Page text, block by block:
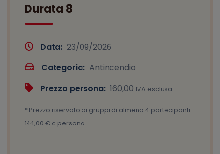
Durata 8
Data: 23/09/2026
Categoria: Antincendio
Prezzo persona: 160,00 IVA esclusa
* Prezzo riservato ai gruppi di almeno 4 partecipanti:
144,00 € a persona.